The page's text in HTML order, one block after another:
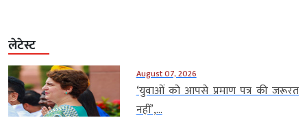
लेटेस्ट
August 07, 2026
‘युवाओं को आपसे प्रमाण पत्र की जरूरत
नहीं’,...